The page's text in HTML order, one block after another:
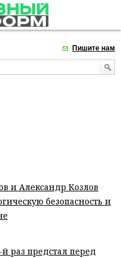
Пишите нам
и Александр Козлов
безопасность и
раз предстал перед